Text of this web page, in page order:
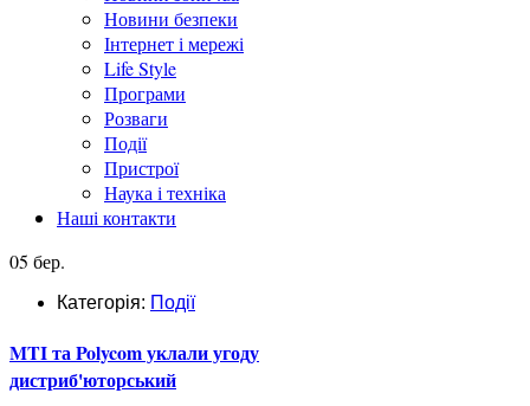
Новини безпеки
Інтернет і мережі
Life Style
Програми
Розваги
Події
Пристрої
Наука і техніка
Наші контакти
05 бер.
Категорія: Події
MTI та Polycom уклали угоду
дистриб'юторський